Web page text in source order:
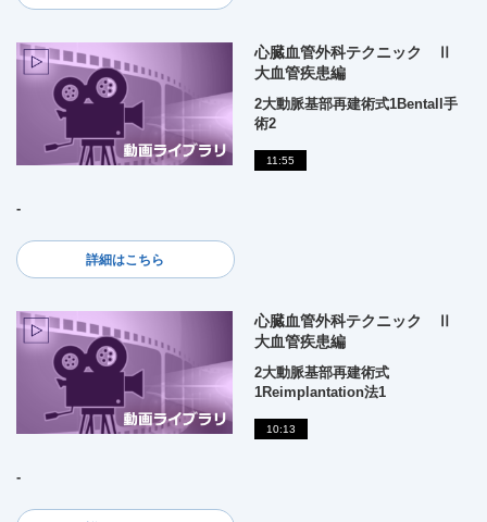
心臓血管外科テクニック Ⅱ
大血管疾患編
2大動脈基部再建術式1Bentall手
術2
11:55
-
詳細はこちら
心臓血管外科テクニック Ⅱ
大血管疾患編
2大動脈基部再建術式
1Reimplantation法1
10:13
-